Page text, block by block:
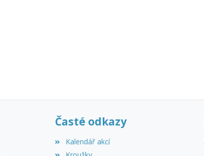
Časté odkazy
Kalendář akcí